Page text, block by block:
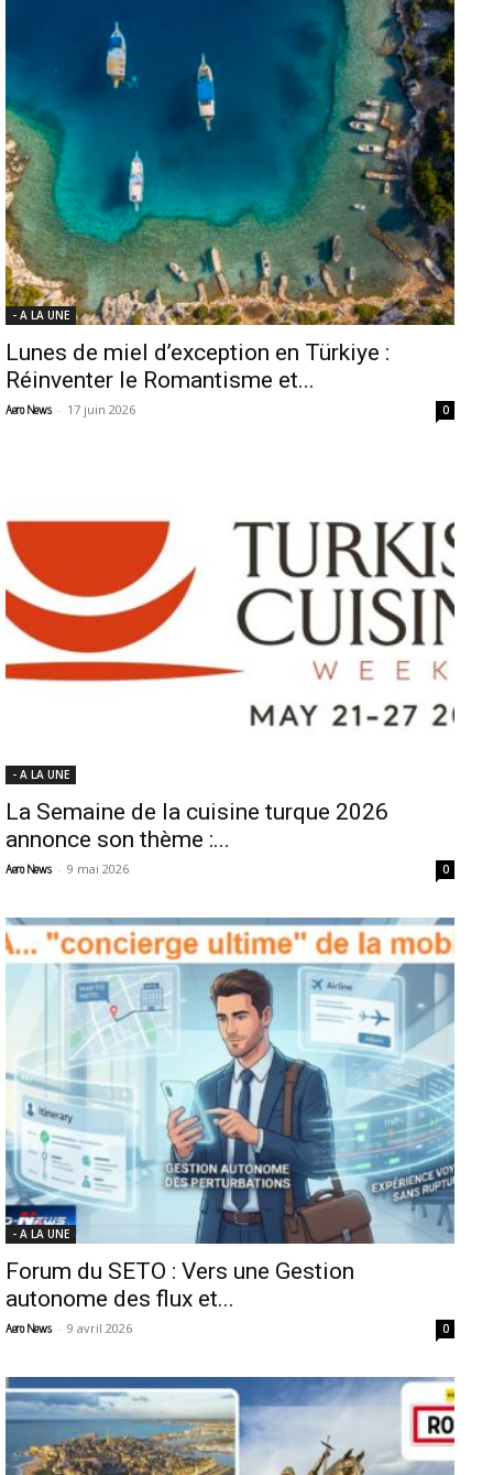
- A LA UNE
Lunes de miel d’exception en Türkiye :
Réinventer le Romantisme et...
Aero News - 17 juin 2026 0
- A LA UNE
La Semaine de la cuisine turque 2026
annonce son thème :...
Aero News - 9 mai 2026 0
- A LA UNE
Forum du SETO : Vers une Gestion
autonome des flux et...
Aero News - 9 avril 2026 0